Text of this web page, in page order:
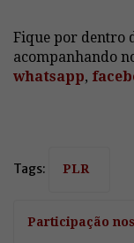
Fique por dentro
acompanhando
whatsapp,
Tags: PLR
Participação